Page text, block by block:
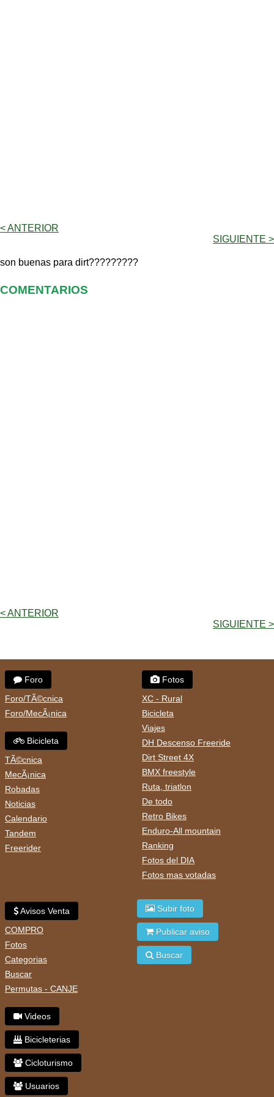
< ANTERIOR
SIGUIENTE >
son buenas para dirt?????????
COMENTARIOS
< ANTERIOR
SIGUIENTE >
Foro
Foro/TÃ©cnica
Foro/MecÃ¡nica
Bicicleta
TÃ©cnica
MecÃ¡nica
Robadas
Noticias
Calendario
Tandem
Freerider
Fotos
XC - Rural
Bicicleta
Viajes
DH Descenso Freeride
Dirt Street 4X
BMX freestyle
Ruta, triatlon
De todo
Retro Bikes
Enduro-All mountain
Ranking
Fotos del DIA
Fotos mas votadas
Avisos Venta
COMPRO
Fotos
Categorias
Buscar
Permutas - CANJE
Videos
Bicicleterias
Cicloturismo
Usuarios
Subir foto
Publicar aviso
Buscar